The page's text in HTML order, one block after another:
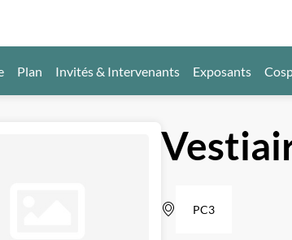
Plan Invités & Intervenants Exposants
PC3